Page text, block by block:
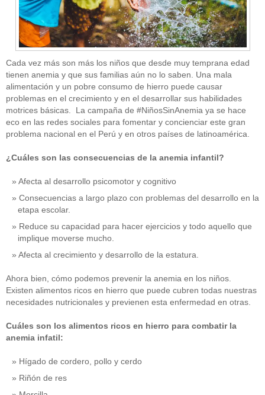
Cada vez más son más los niños que desde muy temprana edad
tienen anemia y que sus familias aún no lo saben. Una mala
alimentación y un pobre consumo de hierro puede causar
problemas en el crecimiento y en el desarrollar sus habilidades
motrices básicas. La campaña de #NiñosSinAnemia ya se hace
eco en las redes sociales para fomentar y concienciar este gran
problema nacional en el Perú y en otros países de latinoamérica.
¿Cuáles son las consecuencias de la anemia infantil?
Afecta al desarrollo psicomotor y cognitivo
Consecuencias a largo plazo con problemas del desarrollo en la
etapa escolar.
Reduce su capacidad para hacer ejercicios y todo aquello que
implique moverse mucho.
Afecta al crecimiento y desarrollo de la estatura.
Ahora bien, cómo podemos prevenir la anemia en los niños.
Existen alimentos ricos en hierro que puede cubren todas nuestras
necesidades nutricionales y previenen esta enfermedad en otras.
Cuáles son los alimentos ricos en hierro para combatir la
anemia infatil:
Hígado de cordero, pollo y cerdo
Riñón de res